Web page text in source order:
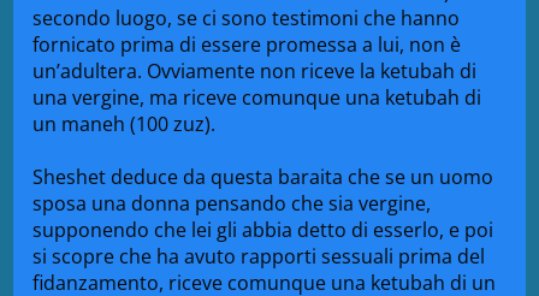
secondo luogo, se ci sono testimoni che hanno
fornicato prima di essere promessa a lui, non è
un’adultera. Ovviamente non riceve la ketubah di
una vergine, ma riceve comunque una ketubah di
un maneh (100 zuz).
Sheshet deduce da questa baraita che se un uomo
sposa una donna pensando che sia vergine,
supponendo che lei gli abbia detto di esserlo, e poi
si scopre che ha avuto rapporti sessuali prima del
fidanzamento, riceve comunque una ketubah di un